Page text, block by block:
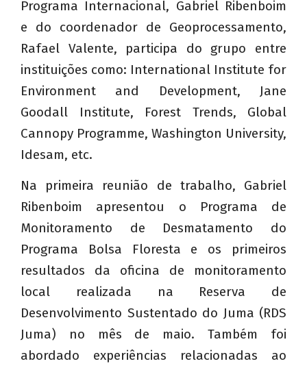
Programa Internacional, Gabriel Ribenboim
e do coordenador de Geoprocessamento,
Rafael Valente, participa do grupo entre
instituições como: International Institute for
Environment and Development, Jane
Goodall Institute, Forest Trends, Global
Cannopy Programme, Washington University,
Idesam, etc.
Na primeira reunião de trabalho, Gabriel
Ribenboim apresentou o Programa de
Monitoramento de Desmatamento do
Programa Bolsa Floresta e os primeiros
resultados da oficina de monitoramento
local realizada na Reserva de
Desenvolvimento Sustentado do Juma (RDS
Juma) no mês de maio. Também foi
abordado experiências relacionadas ao